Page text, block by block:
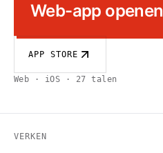
Web-app openen
APP STORE
Web · iOS · 27 talen
VERKEN